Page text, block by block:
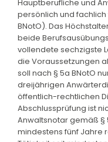
Hauptberufliche und
persönlich und fachlich
BNotO). Das
beide
vollendete sechzigste
die Voraussetzungen
soll nach § 5a BNotO
dreijährigen
öffentlich-rechtlichen
Abschlussprüfung ist
Anwaltsnotar gemäß §
mindestens fünf Jahre